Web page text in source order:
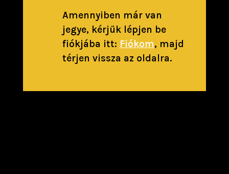
Amennyiben már van
jegye, kérjük lépjen be
fiókjába itt: Fiókom, majd
térjen vissza az oldalra.